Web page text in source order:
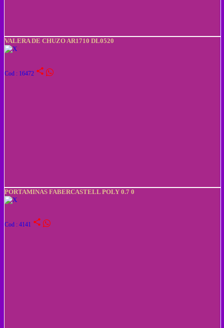
VALERA DE CHUZO AR1710 DL0520
Cod : 16472 share
PORTAMINAS FABERCASTELL POLY 0.7 0
Cod : 4141 share